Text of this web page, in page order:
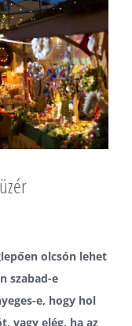
olcsón lehet
szabad-e
e, hogy hol
vagy elég, ha az